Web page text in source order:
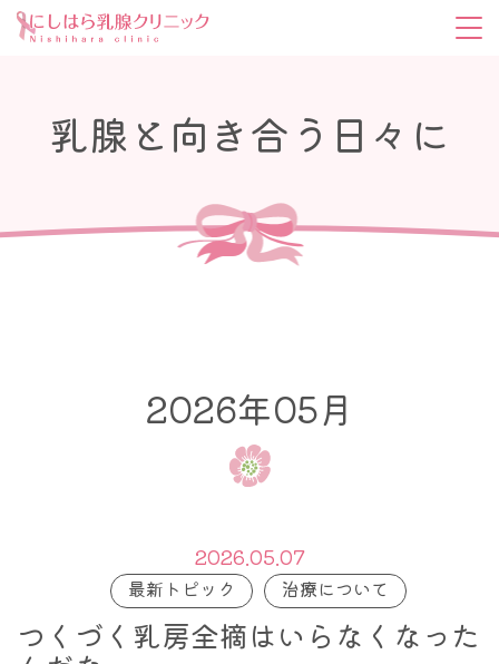
乳腺と向き合う日々に
2026年05月
2026.05.07
最新トピック 治療について
つくづく乳房全摘はいらなくなった